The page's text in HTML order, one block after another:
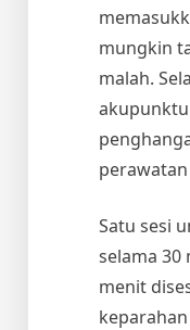
mungkin
malah.
Satu sesi
selama 30
menit